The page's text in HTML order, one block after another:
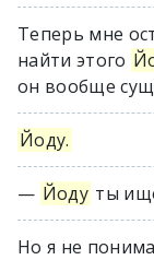
Теперь мне
найти этого
он вообще
Йоду.
— Йоду ты
Но я не